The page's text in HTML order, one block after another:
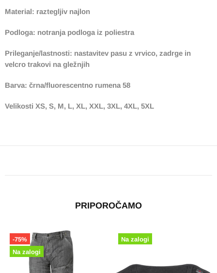
Material: raztegljiv najlon
Podloga: notranja podloga iz poliestra
Prileganje/lastnosti: nastavitev pasu z vrvico, zadrge in
velcro trakovi na gležnjih
Barva: črna/fluorescentno rumena 58
Velikosti XS, S, M, L, XL, XXL, 3XL, 4XL, 5XL
PRIPOROČAMO
Ni zaloge ? Pokličite